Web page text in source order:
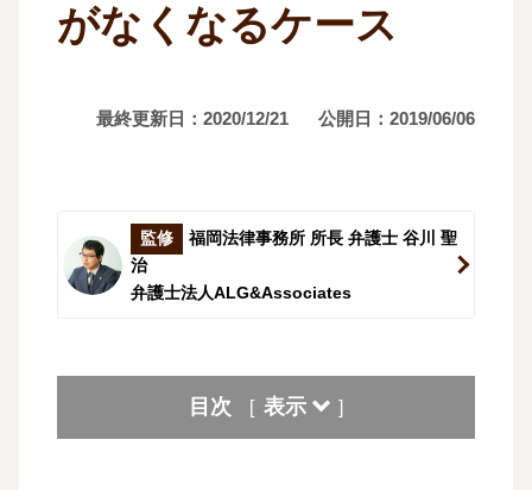
がなくなるケース
最終更新日：2020/12/21 公開日：2019/06/06
監修
福岡法律事務所 所長 弁護士 谷川 聖
治
弁護士法人ALG&Associates
目次 [ 表示 ]